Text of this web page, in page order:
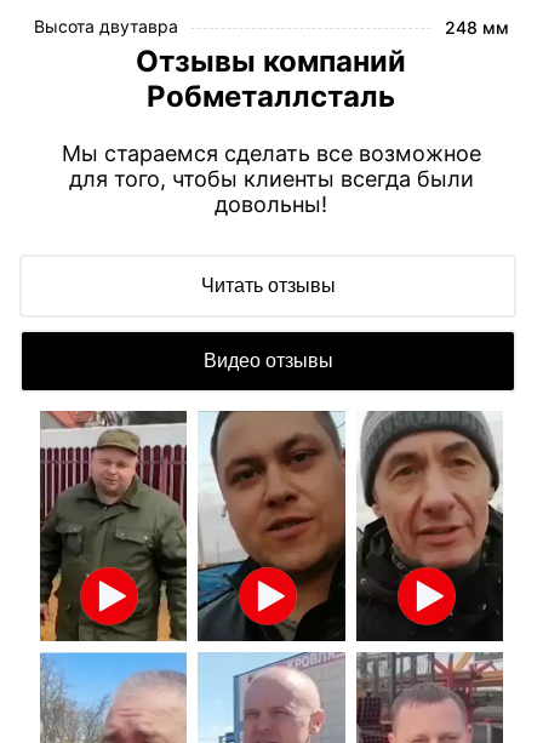
Высота двутавра
248 мм
Отзывы компаний
Робметаллсталь
Мы стараемся сделать все возможное
для того, чтобы клиенты всегда были
довольны!
Читать отзывы
Видео отзывы